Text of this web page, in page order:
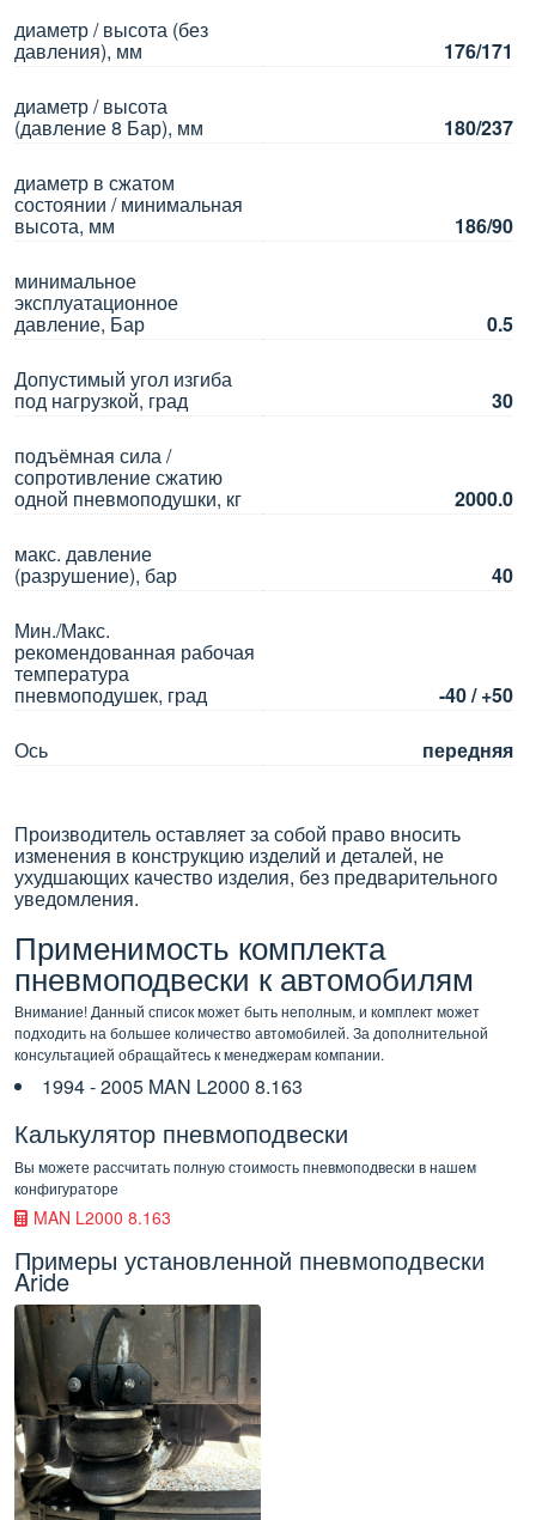
диаметр / высота (без
давления), мм
176/171
диаметр / высота
(давление 8 Бар), мм
180/237
диаметр в сжатом
состоянии / минимальная
высота, мм
186/90
минимальное
эксплуатационное
давление, Бар
0.5
Допустимый угол изгиба
под нагрузкой, град
30
подъёмная сила /
сопротивление сжатию
одной пневмоподушки, кг
2000.0
макс. давление
(разрушение), бар
40
Мин./Макс.
рекомендованная рабочая
температура
пневмоподушек, град
-40 / +50
Ось
передняя
Производитель оставляет за собой право вносить
изменения в конструкцию изделий и деталей, не
ухудшающих качество изделия, без предварительного
уведомления.
Применимость комплекта
пневмоподвески к автомобилям
Внимание! Данный список может быть неполным, и комплект может
подходить на большее количество автомобилей. За дополнительной
консультацией обращайтесь к менеджерам компании.
1994 - 2005 MAN L2000 8.163
Калькулятор пневмоподвески
Вы можете рассчитать полную стоимость пневмоподвески в нашем
конфигураторе
MAN L2000 8.163
Примеры установленной пневмоподвески
Aride